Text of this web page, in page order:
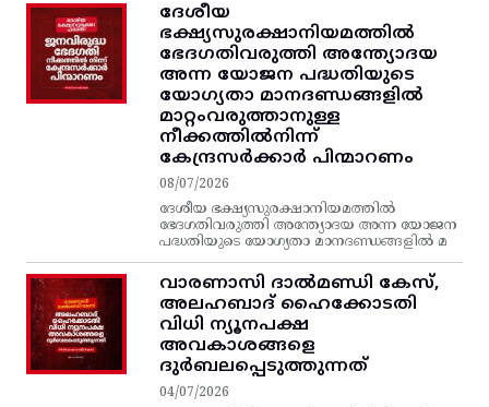
ദേശീയ
ഭക്ഷ്യസുരക്ഷാനിയമത്തിൽ
ഭേദഗതിവരുത്തി അന്ത്യോദയ
അന്ന യോജന പദ്ധതിയുടെ
യോഗ്യതാ മാനദണ്ഡങ്ങളിൽ
മാറ്റംവരുത്താനുള്ള
നീക്കത്തിൽനിന്ന്‌
കേന്ദ്രസർക്കാർ പിന്മാറണം
08/07/2026
ദേശീയ ഭക്ഷ്യസുരക്ഷാനിയമത്തിൽ
ഭേദഗതിവരുത്തി അന്ത്യോദയ അന്ന യോജന
പദ്ധതിയുടെ യോഗ്യതാ മാനദണ്ഡങ്ങളിൽ മ
വാരണാസി ദാൽമണ്ഡി കേസ്,
അലഹബാദ് ഹൈക്കോടതി
വിധി ന്യൂനപക്ഷ
അവകാശങ്ങളെ
ദുർബലപ്പെടുത്തുന്നത്
04/07/2026